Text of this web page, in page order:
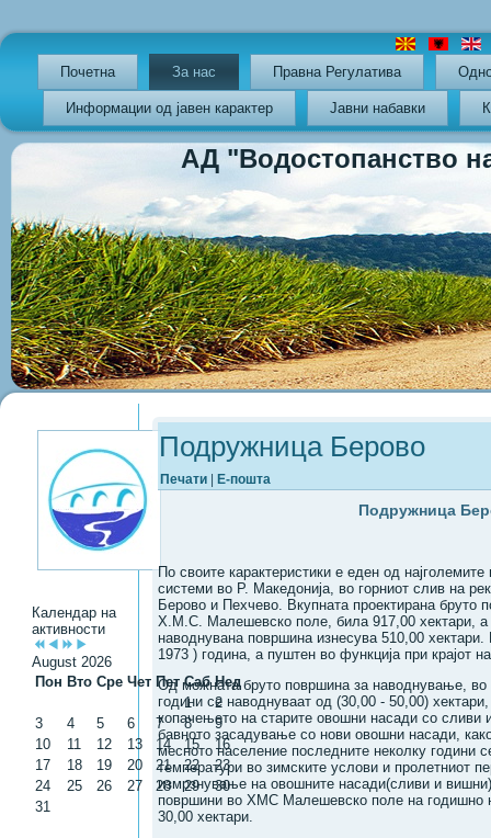
Почетна За нас Правна Регулатива
Информации од јавен карактер Јавни набавки
АД "Водостопанство на
Календар на
активности
August 2026
Пон Вто Сре Чет Пет Саб Нед
1
2
3
4 5 6 7 8
9
10
11 12 13 14 15
16
17
18 19 20 21 22
23
24
25 26 27 28 29
30
31
Подружница Берово
Печати Е-пошта
Подружница
По своите карактеристики e eден oд најголемите
системи во Р. Македонија, во горниот слив на
Берово и Пехчево. Вкупната проектирана бруто
Х.М.С. Малешевско поле, била 917,00 хектари, a
наводнувана површинa изнесувa 510,00
1973 ) година, a пуштен во функцијa при крајот
Oд можната бруто површина за наводнување,
години се наводнуваат од (30,00 - 50,00)
копачењето на старите овошни насади со сливи
бавното засадување со нови овошни насади,
месното население последните неколку години
температури во зимските услови и пролетниот
измрзнување на овошните насади(сливи и
површини во ХМС Малешевско поле на годишно
30,00 хектари.